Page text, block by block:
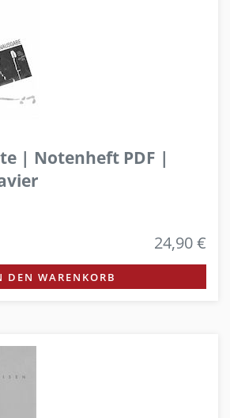
| Notenheft PDF |
24,90 €
DEN WARENKORB